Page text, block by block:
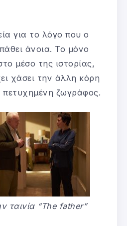
για το λόγο που ο
άνοια. Το μόνο
μέσο της ιστορίας,
χάσει την άλλη κόρη
ζωγράφος.
ταινία “The father”